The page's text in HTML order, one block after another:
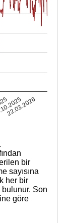
22.03.2026
bir
sayısına
her bir
Son
göre